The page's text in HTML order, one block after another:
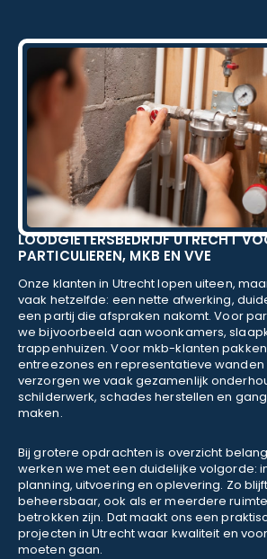
LOODGIETERSBEDRIJF UTRECHT
PARTICULIEREN, MKB EN VVE
Onze klanten in Utrecht lopen uiteen,
vaak hetzelfde: een nette afwerking,
een partij die afspraken nakomt. Voor
we bijvoorbeeld aan woonkamers,
trappenhuizen. Voor mkb-klanten
entreezones en representatieve wanden
verzorgen we vaak gezamenlijk
schilderwerk, schades herstellen en
maken.
Bij grotere opdrachten is overzicht
werken we met een duidelijke volgorde:
planning, uitvoering en oplevering. Zo
beheersbaar, ook als er meerdere
betrokken zijn. Dat maakt ons een
projecten in Utrecht waar kwaliteit en
moeten gaan.